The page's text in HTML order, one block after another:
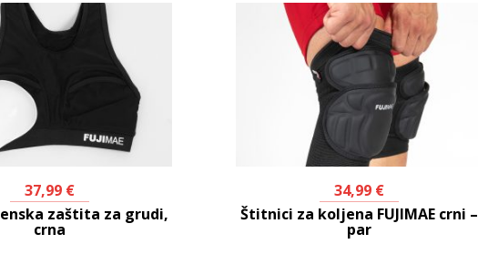
37,99 €
zaštita za grudi,
crna
34,99 €
Štitnici za koljena FUJIMAE crni –
par